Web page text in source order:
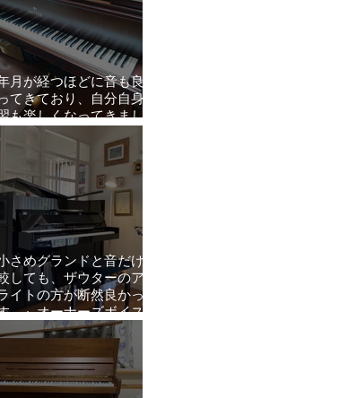
月が経つほどに音も良く
てきており、自分自身の
も楽しくなってきまし
』オーナーズボイスVol.7
小さめグランドと音だけを
しても、ザウターのアッ
イトの方が断然良かった
。』オーナーズボイス